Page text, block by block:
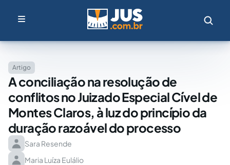
Artigo
A conciliação na resolução de
conflitos no Juizado Especial Cível de
Montes Claros, à luz do princípio da
duração razoável do processo
Sara Resende
Maria Luíza Eulálio